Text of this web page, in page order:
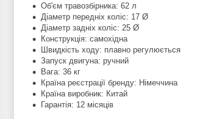
Об'єм травозбірника: 62 л
Діаметр передніх коліс: 17 Ø
Діаметр задніх коліс: 25 Ø
Конструкція: самохідна
Швидкість ходу: плавно регулюється
Запуск двигуна: ручний
Вага: 36 кг
Країна реєстрації бренду: Німеччина
Країна виробник: Китай
Гарантія: 12 місяців